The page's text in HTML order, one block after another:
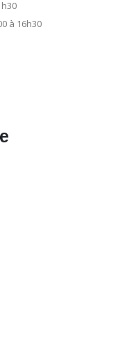
à 16h30